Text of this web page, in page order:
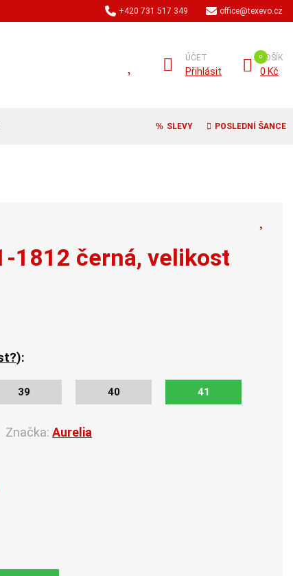
+420 731 517 349 office@texevo.cz
ÚČET
Přihlásit
KOŠÍK
0 Kč
SLEVY POSLEDNÍ ŠANCE
1812 černá, velikost
):
39 40 41
Značka: Aurelia